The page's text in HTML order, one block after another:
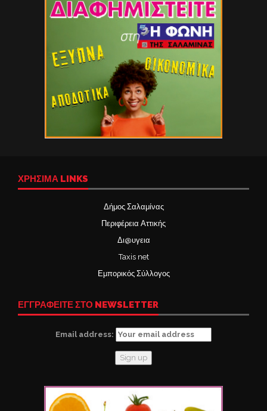
ΧΡΉΣΙΜΑ LINKS
Δήμος Σαλαμίνας
Περιφέρεια Αττικής
Δι@υγεια
Taxis net
Εμπορικός Σύλλογος
ΕΓΓΡΑΦΕΙΤΕ ΣΤΟ NEWSLETTER
Email address: